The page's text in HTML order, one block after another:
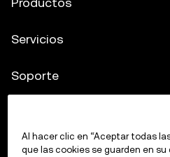
Servicios
Soporte
Calculadora de
Al hacer clic en “Aceptar todas
que las cookies se guarden en su